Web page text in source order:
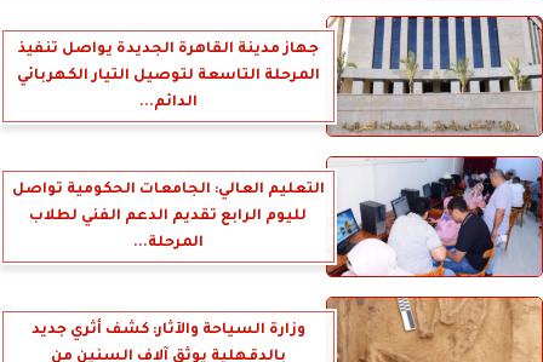
جهاز مدينة القاهرة الجديدة يواصل تنفيذ
المرحلة التاسعة لتوصيل التيار الكهربائي
الدائم...
التعليم العالي: الجامعات الحكومية تواصل
لليوم الرابع تقديم الدعم الفني لطلاب
المرحلة...
وزارة السياحة والآثار: كشف أثري جديد
بالدقهلية يوثق آلاف السنين من